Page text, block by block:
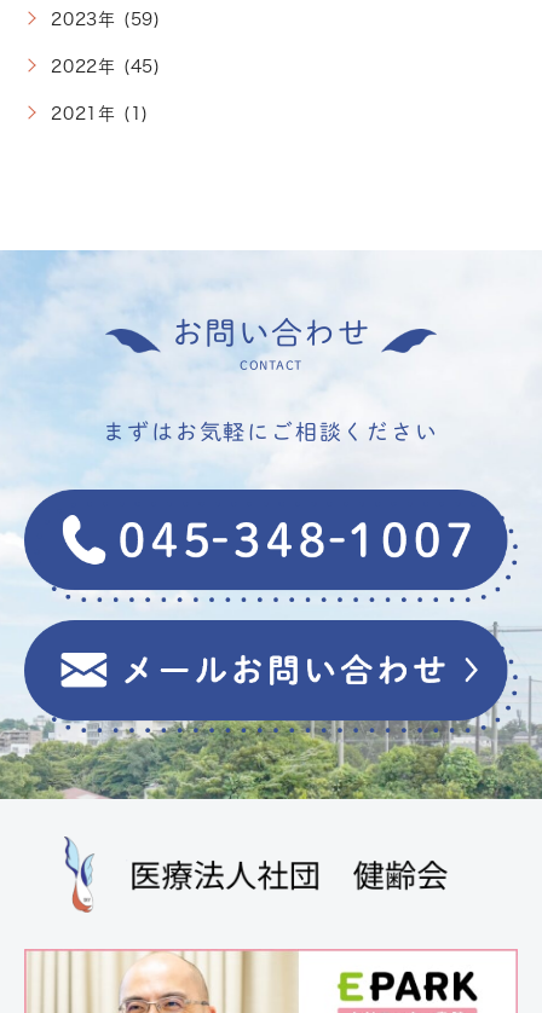
2023年 (59)
2022年 (45)
2021年 (1)
お問い合わせ
CONTACT
まずはお気軽にご相談ください